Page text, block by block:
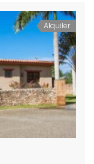
Alquiler